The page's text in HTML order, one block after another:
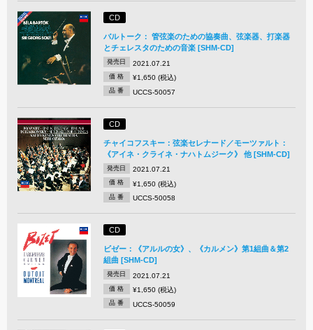
CD
バルトーク： 管弦楽のための協奏曲、弦楽器、打楽器
とチェレスタのための音楽 [SHM-CD]
発売日 2021.07.21
価 格 ¥1,650 (税込)
品 番 UCCS-50057
CD
チャイコフスキー：弦楽セレナード／モーツァルト：
《アイネ・クライネ・ナハトムジーク》 他 [SHM-CD]
発売日 2021.07.21
価 格 ¥1,650 (税込)
品 番 UCCS-50058
CD
ビゼー：《アルルの女》、《カルメン》第1組曲＆第2
組曲 [SHM-CD]
発売日 2021.07.21
価 格 ¥1,650 (税込)
品 番 UCCS-50059